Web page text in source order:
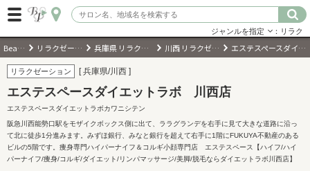
会員登録（無料）
キーワード検索
ジャンルを選択
ジャンルを指定 ：リラク
BeautyPark リラクゼーションサロン 兵庫県 リラクゼーションサロン 川西 リラクゼーションサロン エステスペースダイエットラボ 川西店
リラクゼーション [ 兵庫県/川西 ]
エステスペースダイエットラボ 川西店
エステスペースダイエットラボカワニシテン
阪急川西能勢口駅をモザイクボックス側に出て、ララグランデを右手に見て大きな道路に沿っ
て北に徒歩1分進みます。みずほ銀行、みなと銀行を超えて右手に1階にFUKUYA不動産のある
ビルの5階です。痩身専門ハイパーナイフ＆コルギ小顔専門店 エステスペース【ハイフ/ハイ
パーナイフ/痩身/コルギ/ダイエット/リンパマッサージ/美脚/脱毛ならダイエットラボ川西店】